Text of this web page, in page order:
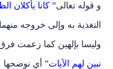
و قوله تعالى” كانا يأكلان
التغذية به وإلى خروجه
وليسا بإلهين كما زعمت
نبين لهم الآيات” أي نوضحها